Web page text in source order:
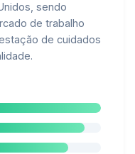
sendo
de trabalho
de cuidados